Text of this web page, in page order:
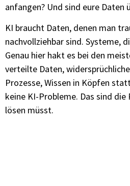
anfangen? Und sind eure Daten
KI braucht Daten, denen man
nachvollziehbar sind. Systeme,
Genau hier hakt es bei den
verteilte Daten,
Prozesse, Wissen in Köpfen
keine KI-Probleme. Das sind
lösen müsst.